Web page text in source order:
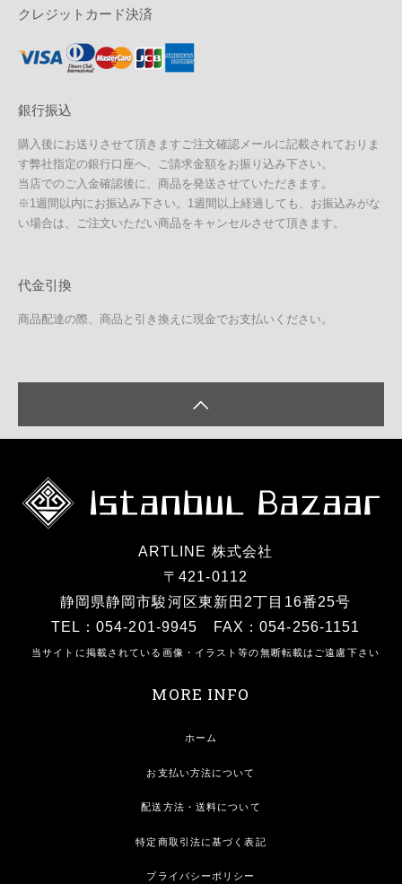
クレジットカード決済
銀行振込
購入後にお送りさせて頂きますご注文確認メールに記載されておりま
す弊社指定の銀行口座へ、ご請求金額をお振り込み下さい。
当店でのご入金確認後に、商品を発送させていただきます。
※1週間以内にお振込み下さい。1週間以上経過しても、お振込みがな
い場合は、ご注文いただい商品をキャンセルさせて頂きます。
代金引換
商品配達の際、商品と引き換えに現金でお支払いください。
ARTLINE 株式会社
〒421-0112
静岡県静岡市駿河区東新田2丁目16番25号
TEL：054-201-9945 FAX：054-256-1151
当サイトに掲載されている画像・イラスト等の無断転載はご遠慮下さい
MORE INFO
ホーム
お支払い方法について
配送方法・送料について
特定商取引法に基づく表記
プライバシーポリシー